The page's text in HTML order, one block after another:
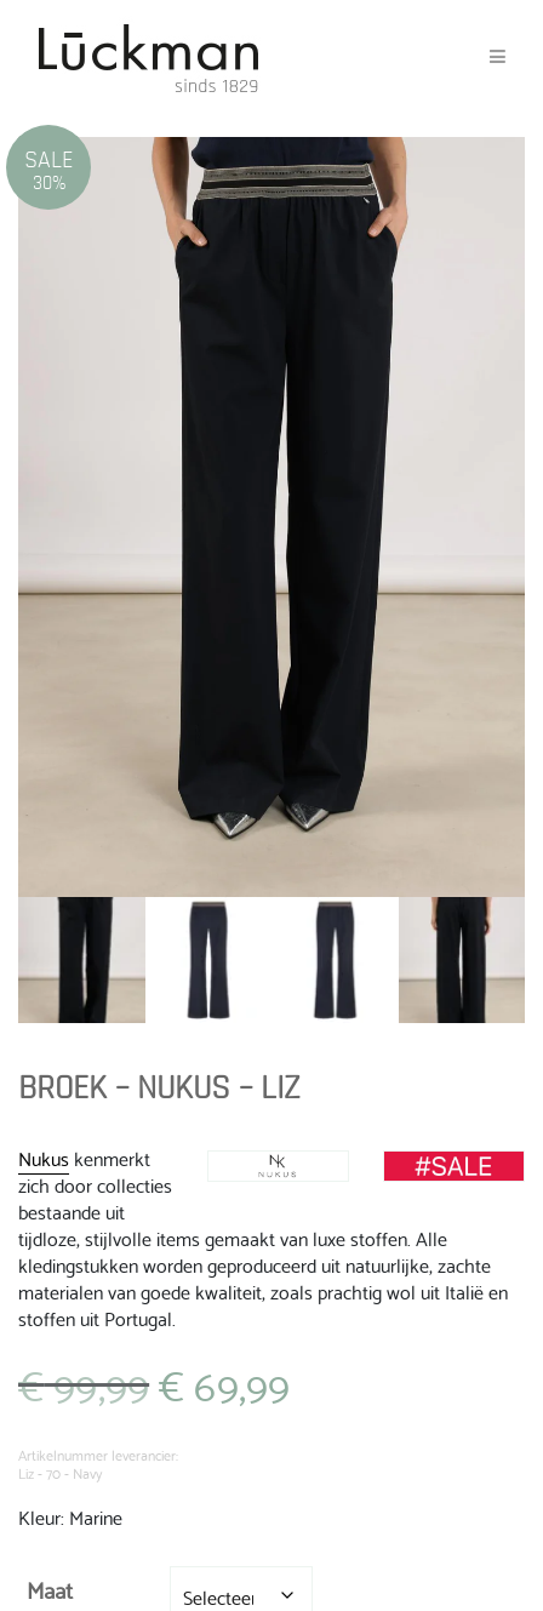
SALE
30%
BROEK – NUKUS – LIZ
Nukuskenmerkt
zich door collecties
bestaande uit
tijdloze, stijlvolle items gemaakt van luxe stoffen. Alle
kledingstukken worden geproduceerd uit natuurlijke, zachte
materialen van goede kwaliteit, zoals prachtig wol uit Italië en
stoffen uit Portugal.
€99,99 Oorspronkelijke
prijs
€ 99,99.
€69,99
Artikelnummer leverancier:
Liz - 70 - Navy
Kleur: Marine
Maat